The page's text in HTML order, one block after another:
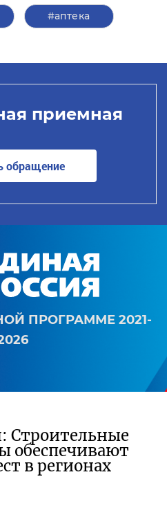
#аптека
приемная
обращение
ПРОГРАММЕ 2021-
Строительные
обеспечивают
в регионах